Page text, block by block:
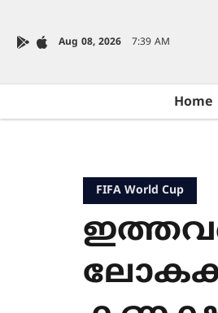
Aug 08, 2026 7:39 AM
Home
FIFA World Cup